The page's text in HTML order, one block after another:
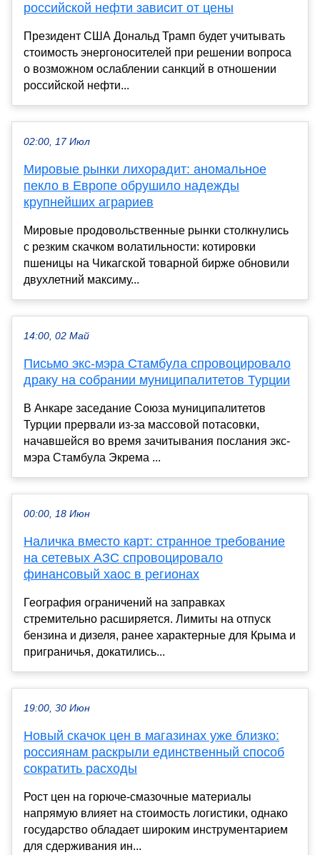
российской нефти зависит от цены
Президент США Дональд Трамп будет учитывать
стоимость энергоносителей при решении вопроса
о возможном ослаблении санкций в отношении
российской нефти...
02:00, 17 Июл
Мировые рынки лихорадит: аномальное
пекло в Европе обрушило надежды
крупнейших аграриев
Мировые продовольственные рынки столкнулись
с резким скачком волатильности: котировки
пшеницы на Чикагской товарной бирже обновили
двухлетний максиму...
14:00, 02 Май
Письмо экс-мэра Стамбула спровоцировало
драку на собрании муниципалитетов Турции
В Анкаре заседание Союза муниципалитетов
Турции прервали из-за массовой потасовки,
начавшейся во время зачитывания послания экс-
мэра Стамбула Экрема ...
00:00, 18 Июн
Наличка вместо карт: странное требование
на сетевых АЗС спровоцировало
финансовый хаос в регионах
География ограничений на заправках
стремительно расширяется. Лимиты на отпуск
бензина и дизеля, ранее характерные для Крыма и
приграничья, докатились...
19:00, 30 Июн
Новый скачок цен в магазинах уже близко:
россиянам раскрыли единственный способ
сократить расходы
Рост цен на горюче-смазочные материалы
напрямую влияет на стоимость логистики, однако
государство обладает широким инструментарием
для сдерживания ин...